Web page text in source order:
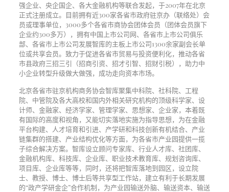
强企业、央企国企、各大金融机构等联合发起，于2007年在北京
正式注册成立。目前拥有近300家各省市政府驻京办（联络处）会
员或理事单位，3000多个各省市商协会团体会员（团体会员旗下
企业约300多万），拥有中国上市公司网、各省市上市公司俱乐
部、各省市上市公司发展智库的主板上市公司1300余家副会长单
位或共享会员。致力于促进各省市贸易与投资便利化，推动各省
市县政府三招三引（招商引资、招才引智、招财引税），助力中
小企业转型升级做大做强，成功走向资本市场。
北京各省市驻京机构商务协会智库聚集中科院、社科院、工程
院、中管院及各大高校和国内外相关研究机构的顶级科学家、设
计师、金融家、经济学家、管理学家、思想家、企业家，本着既
有国际的高度和视角，又能切实落地实施为指导思想，为在金融
平台构建、人才培育和引进、产学研和科技创新有机结合、产业
链集群的搭建、产业结构优化等方面，为各省市产业园提供一揽
子综合解决方案。智库设立顾问专家库、行业人才库、社团库、
金融机构库、科技库、企业库、职业技术教育库、规划咨询库、
项目库、企业库等等，同时，还将把智库落地到园区，设立院
士、教授、博士、博士后等共享型工作站，建立有利于长期发展
的“政产学研金企”合作机制，为产业园输送外脑、输送资本、输送